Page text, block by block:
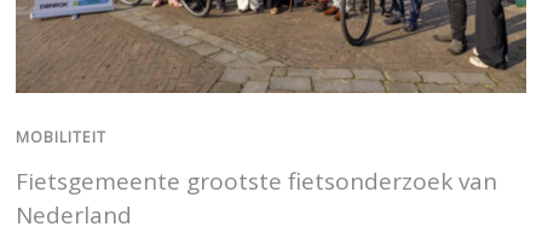
MOBILITEIT
Fietsgemeente grootste fietsonderzoek van
Nederland